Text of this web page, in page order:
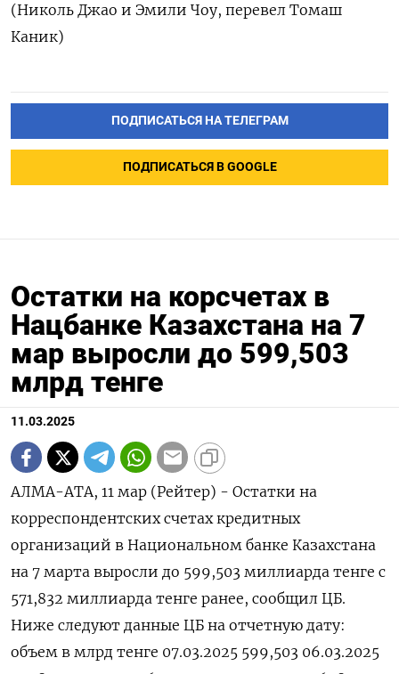
(Николь Джао и Эмили Чоу, перевел Томаш
Каник)
ПОДПИСАТЬСЯ НА ТЕЛЕГРАМ
ПОДПИСАТЬСЯ В GOOGLE
Остатки на корсчетах в
Нацбанке Казахстана на 7
мар выросли до 599,503
млрд тенге
11.03.2025
АЛМА-АТА, 11 мар (Рейтер) - Остатки на
корреспондентских счетах кредитных
организаций в Национальном банке Казахстана
на 7 марта выросли до 599,503 миллиарда тенге с
571,832 миллиарда тенге ранее, сообщил ЦБ.
Ниже следуют данные ЦБ на отчетную дату:
объем в млрд тенге 07.03.2025 599,503 06.03.2025